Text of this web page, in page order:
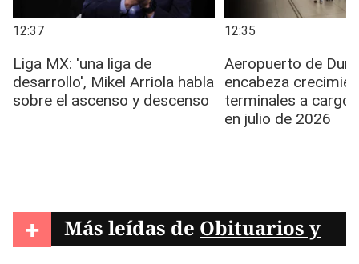
+ Más leídas de Obituarios y
condolencias